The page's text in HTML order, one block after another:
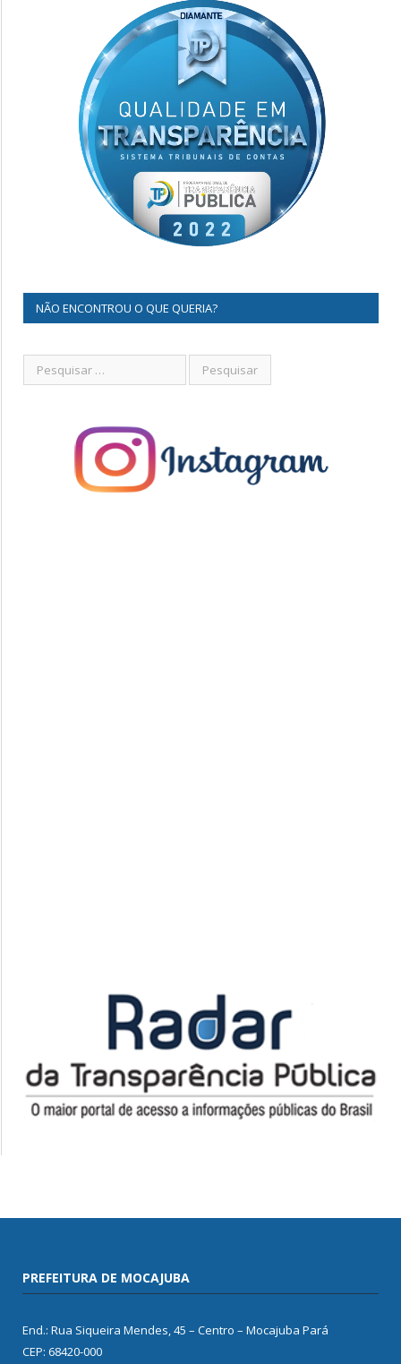
NÃO ENCONTROU O QUE QUERIA?
PREFEITURA DE MOCAJUBA
End.: Rua Siqueira Mendes, 45 – Centro – Mocajuba Pará
CEP: 68420-000